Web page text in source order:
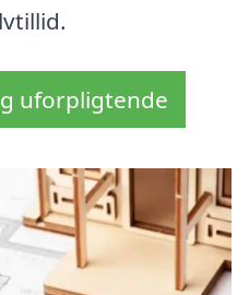
uforpligtende